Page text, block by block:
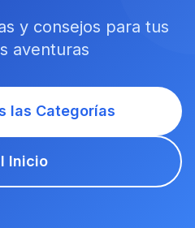
y consejos para tus
aventuras
las Categorías
Inicio